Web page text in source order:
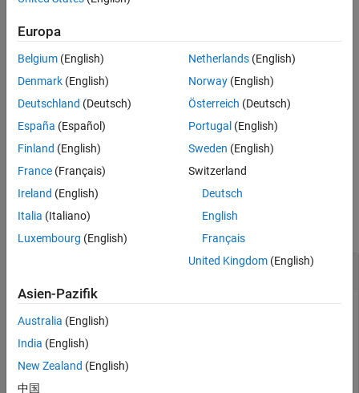
dem Schichten mehrere Eingänge oder Ausgänge haben können,
verwenden Sie eindlnetwork-Objekt.
Ansonsten können Sie mithilfe vonimportCaffeLayers
importKerasLayers importONNXLayers
Caffe, Keras und ONNX importieren.
Wie Sie Ihre eigenen benutzerdefinierten Schichten erstellen
Beispiele
Aufbau einer Netzarchitektur
zur Klassifizierung mit einer Faltungsschicht, einer ReLU-
Schicht und einer vollständig verbundenen Schicht.
Europa
Belgium (English)
Denmark (English)
Deutschland (Deutsch)
España (Español)
Finland (English)
France (Français)
Ireland (English)
Italia (Italiano)
Luxembourg (English)
Netherlands(English)
Norway(English)
Österreich (Deutsch)
Portugal (English)
Sweden (English)
Switzerland
Deutsch
English
Français
United Kingdom(English)
Asien-Pazifik
Australia (English)
India (English)
New Zealand (English)
中国